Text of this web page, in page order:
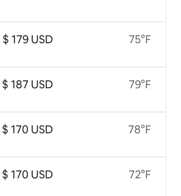
$ 179 USD
$ 187 USD
$ 170 USD
$ 170 USD
75°F
79°F
78°F
72°F